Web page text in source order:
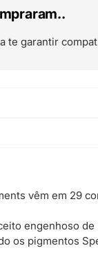
te garantir
vêm em 29
engenhoso
os pigmentos